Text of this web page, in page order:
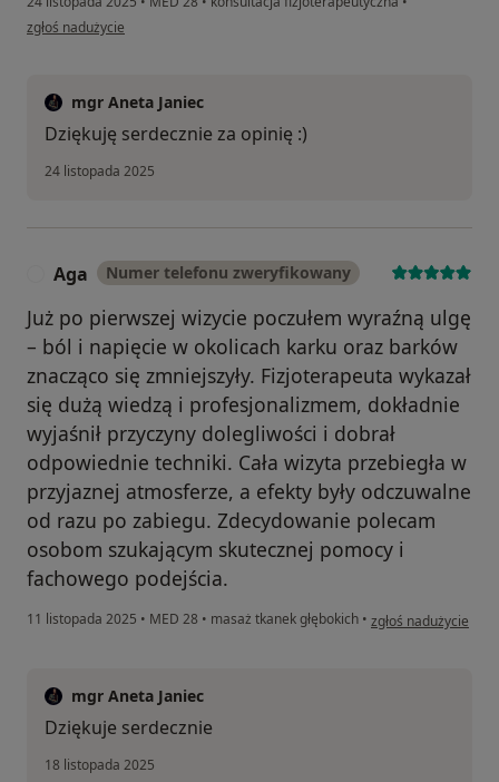
w opinii użytkownika Kacper
zgłoś nadużycie
mgr Aneta Janiec
Dziękuję serdecznie za opinię :)
24 listopada 2025
Aga Numer telefonu zweryfikowany
Już po pierwszej wizycie poczułem wyraźną ulgę
– ból i napięcie w okolicach karku oraz barków
znacząco się zmniejszyły. Fizjoterapeuta wykazał
się dużą wiedzą i profesjonalizmem, dokładnie
wyjaśnił przyczyny dolegliwości i dobrał
odpowiednie techniki. Cała wizyta przebiegła w
przyjaznej atmosferze, a efekty były odczuwalne
od razu po zabiegu. Zdecydowanie polecam
osobom szukającym skutecznej pomocy i
fachowego podejścia.
11 listopada 2025 • MED 28 • masaż tkanek głębokich • w opinii użytkownika
zgłoś nadużycie
mgr Aneta Janiec
Dziękuje serdecznie
18 listopada 2025